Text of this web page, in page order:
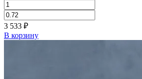
3 533 ₽
В корзину